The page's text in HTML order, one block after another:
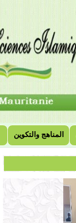
المناهج والتكوين